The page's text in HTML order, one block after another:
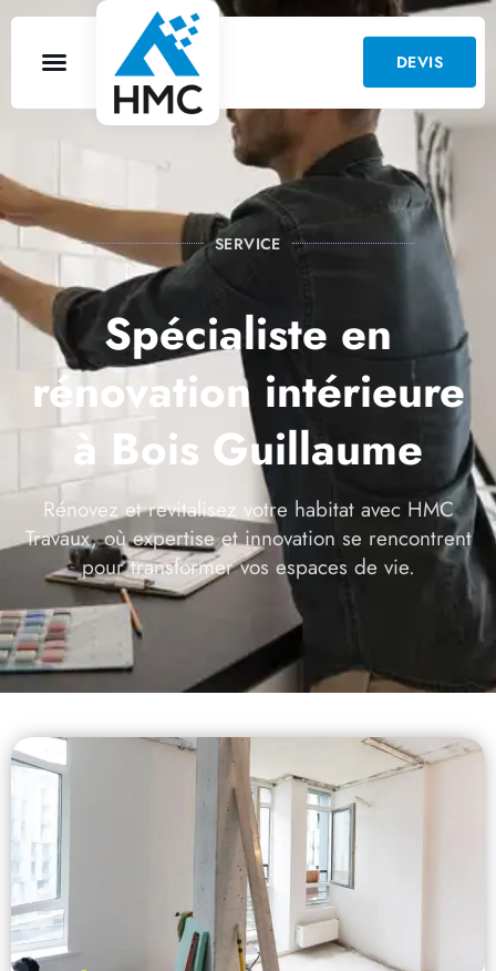
DEVIS
SERVICE
Spécialiste en
rénovation intérieure
à Bois Guillaume
Rénovez et revitalisez votre habitat avec HMC
Travaux, où expertise et innovation se rencontrent
pour transformer vos espaces de vie.